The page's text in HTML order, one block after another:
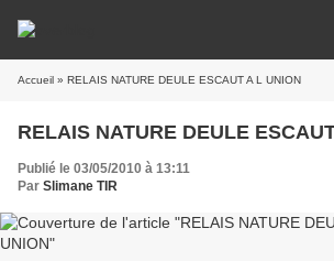
Accueil » RELAIS NATURE DEULE ESCAUT A L UNION
RELAIS NATURE DEULE
Publié le 03/05/2010 à 13:11
Par Slimane TIR